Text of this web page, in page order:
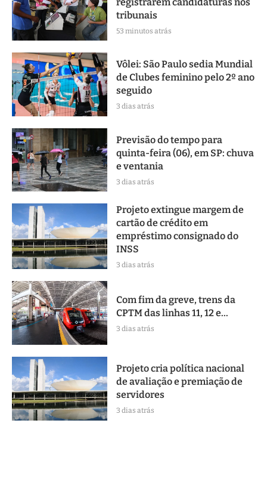
tribunais
53 minutos atrás
Vôlei: São Paulo sedia Mundial
de Clubes feminino pelo 2º ano
seguido
3 dias atrás
Previsão do tempo para
quinta-feira (06), em SP: chuva
e ventania
3 dias atrás
Projeto extingue margem de
cartão de crédito em
empréstimo consignado do
INSS
3 dias atrás
Com fim da greve, trens da
CPTM das linhas 11, 12 e...
3 dias atrás
Projeto cria política nacional
de avaliação e premiação de
servidores
3 dias atrás